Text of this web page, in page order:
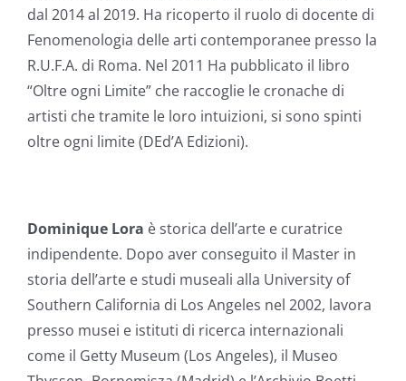
dal 2014 al 2019. Ha ricoperto il ruolo di docente di
Fenomenologia delle arti contemporanee presso la
R.U.F.A. di Roma. Nel 2011 Ha pubblicato il libro
“Oltre ogni Limite” che raccoglie le cronache di
artisti che tramite le loro intuizioni, si sono spinti
oltre ogni limite (DEd’A Edizioni).
Dominique Lora è storica dell’arte e curatrice
indipendente. Dopo aver conseguito il Master in
storia dell’arte e studi museali alla University of
Southern California di Los Angeles nel 2002, lavora
presso musei e istituti di ricerca internazionali
come il Getty Museum (Los Angeles), il Museo